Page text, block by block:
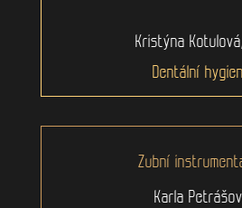
Kristýna
Dentální
Zubní
Karla